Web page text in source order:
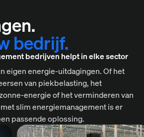
bedrijf.
bedrijven helpt in elke sector
eigen energie-uitdagingen. Of het
van piekbelasting, het
energie of het verminderen van
slim energiemanagement is er
passende oplossing.